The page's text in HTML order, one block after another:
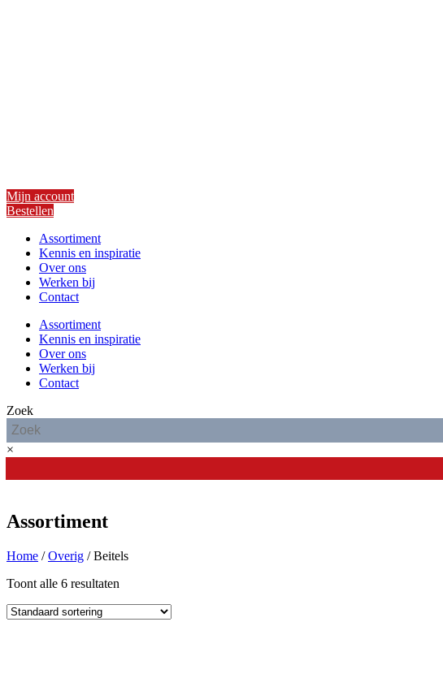
Mijn account
Bestellen
Assortiment
Kennis en inspiratie
Over ons
Werken bij
Contact
Assortiment
Kennis en inspiratie
Over ons
Werken bij
Contact
Zoek
×
Assortiment
Home /Overig / Beitels
Toont alle 6 resultaten